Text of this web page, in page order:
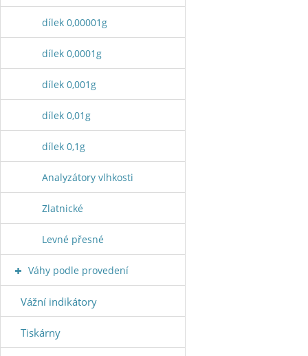
dílek 0,00001g
dílek 0,0001g
dílek 0,001g
dílek 0,01g
dílek 0,1g
Analyzátory vlhkosti
Zlatnické
Levné přesné
Váhy podle provedení
Vážní indikátory
Tiskárny